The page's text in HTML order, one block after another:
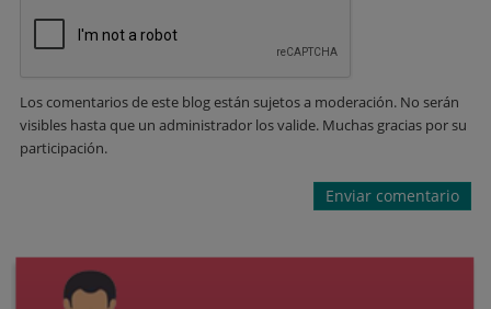
Los comentarios de este blog están sujetos a moderación. No serán
visibles hasta que un administrador los valide. Muchas gracias por su
participación.